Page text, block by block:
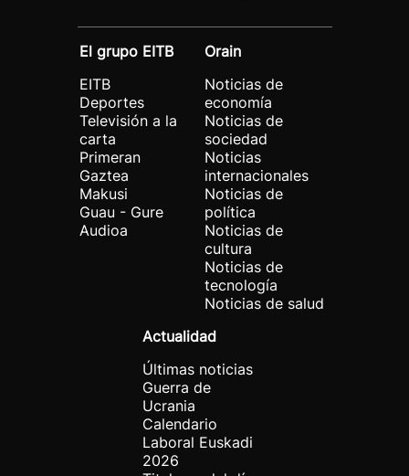
El grupo EITB
EITB
Deportes
Televisión a la
carta
Primeran
Gaztea
Makusi
Guau - Gure
Audioa
Orain
Noticias de
economía
Noticias de
sociedad
Noticias
internacionales
Noticias de
política
Noticias de
cultura
Noticias de
tecnología
Noticias de salud
Actualidad
Últimas noticias
Guerra de
Ucrania
Calendario
Laboral Euskadi
2026